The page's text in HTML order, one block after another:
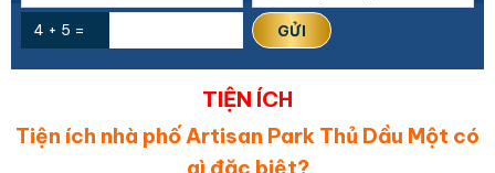
4 + 5 =
TIỆN ÍCH
Tiện ích nhà phố Artisan Park Thủ Dầu Một có